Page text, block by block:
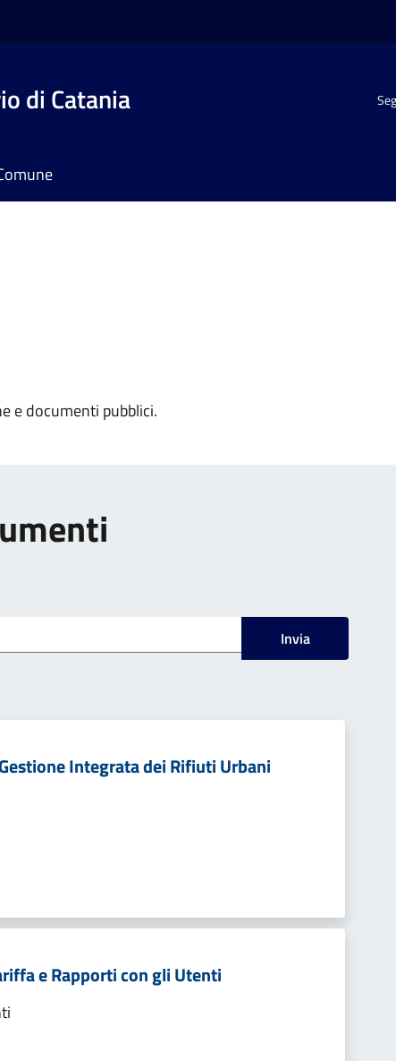
di Catania
e documenti pubblici.
Invia
Integrata dei Rifiuti Urbani
e Rapporti con gli Utenti